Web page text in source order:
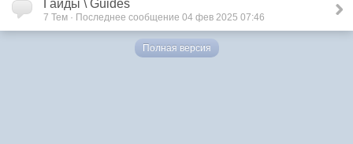
Гайды \ Guides
7 Тем · Последнее сообщение 04 фев 2025 07:46
Полная версия